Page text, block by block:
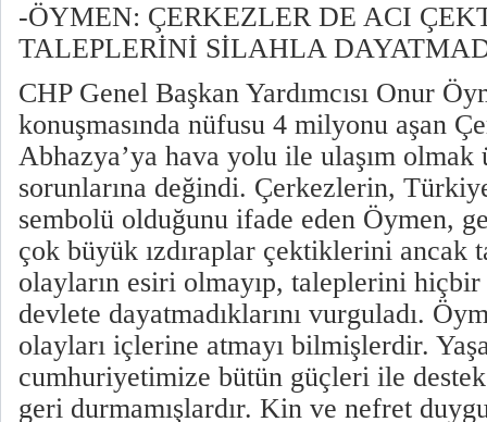
-ÖYMEN: ÇERKEZLER DE ACI
TALEPLERİNİ SİLAHLA
CHP Genel Başkan Yardımcısı Onur
konuşmasında nüfusu 4 milyonu aşan
Abhazya’ya hava yolu ile ulaşım olmak
sorunlarına değindi. Çerkezlerin,
sembolü olduğunu ifade eden Öymen,
çok büyük ızdıraplar çektiklerini ancak
olayların esiri olmayıp, taleplerini
devlete dayatmadıklarını vurguladı.
olayları içlerine atmayı bilmişlerdir.
cumhuriyetimize bütün güçleri ile
geri durmamışlardır. Kin ve nefret